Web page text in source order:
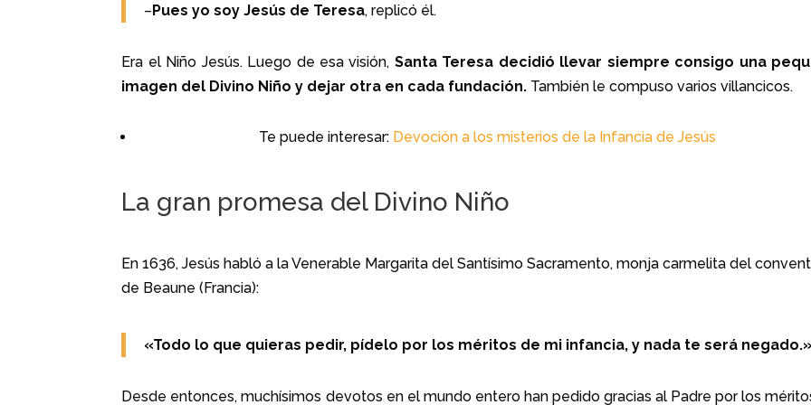
–Pues yo soy Jesús de Teresa, replicó él.
Era el Niño Jesús. Luego de esa visión, Santa Teresa decidió llevar siempre consigo una
imagen del Divino Niño y dejar otra en cada fundación. También le compuso varios villancicos.
Te puede interesar: Devoción a los misterios de la Infancia de Jesús
La gran promesa del Divino Niño
En 1636, Jesús habló a la Venerable Margarita del Santísimo Sacramento, monja carmelita del
de Beaune (Francia):
«Todo lo que quieras pedir, pídelo por los méritos de mi infancia, y nada te será negado.»
Desde entonces, muchísimos devotos en el mundo entero han pedido gracias al Padre por los